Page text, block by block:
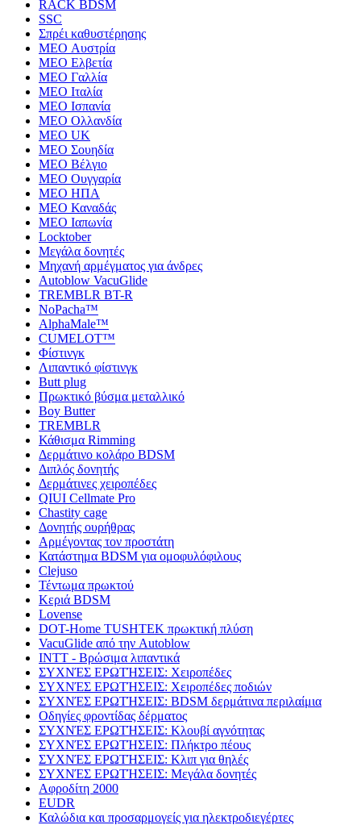
RACK BDSM
SSC
Σπρέι καθυστέρησης
MEO Αυστρία
MEO Ελβετία
MEO Γαλλία
MEO Ιταλία
MEO Ισπανία
MEO Ολλανδία
MEO UK
MEO Σουηδία
MEO Βέλγιο
MEO Ουγγαρία
MEO ΗΠΑ
MEO Καναδάς
MEO Ιαπωνία
Locktober
Μεγάλα δονητές
Μηχανή αρμέγματος για άνδρες
Autoblow VacuGlide
TREMBLR BT-R
NoPacha™
AlphaMale™
CUMELOT™
Φίστινγκ
Λιπαντικό φίστινγκ
Butt plug
Πρωκτικό βύσμα μεταλλικό
Boy Butter
TREMBLR
Κάθισμα Rimming
Δερμάτινο κολάρο BDSM
Διπλός δονητής
Δερμάτινες χειροπέδες
QIUI Cellmate Pro
Chastity cage
Δονητής ουρήθρας
Αρμέγοντας τον προστάτη
Κατάστημα BDSM για ομοφυλόφιλους
Clejuso
Τέντωμα πρωκτού
Κεριά BDSM
Lovense
DOT-Home TUSHTEK πρωκτική πλύση
VacuGlide από την Autoblow
INTT - Βρώσιμα λιπαντικά
ΣΥΧΝΈΣ ΕΡΩΤΉΣΕΙΣ: Χειροπέδες
ΣΥΧΝΈΣ ΕΡΩΤΉΣΕΙΣ: Χειροπέδες ποδιών
ΣΥΧΝΈΣ ΕΡΩΤΉΣΕΙΣ: BDSM δερμάτινα περιλαίμια
Οδηγίες φροντίδας δέρματος
ΣΥΧΝΈΣ ΕΡΩΤΉΣΕΙΣ: Κλουβί αγνότητας
ΣΥΧΝΈΣ ΕΡΩΤΉΣΕΙΣ: Πλήκτρο πέους
ΣΥΧΝΈΣ ΕΡΩΤΉΣΕΙΣ: Κλιπ για θηλές
ΣΥΧΝΈΣ ΕΡΩΤΉΣΕΙΣ: Μεγάλα δονητές
Αφροδίτη 2000
EUDR
Καλώδια και προσαρμογείς για ηλεκτροδιεγέρτες